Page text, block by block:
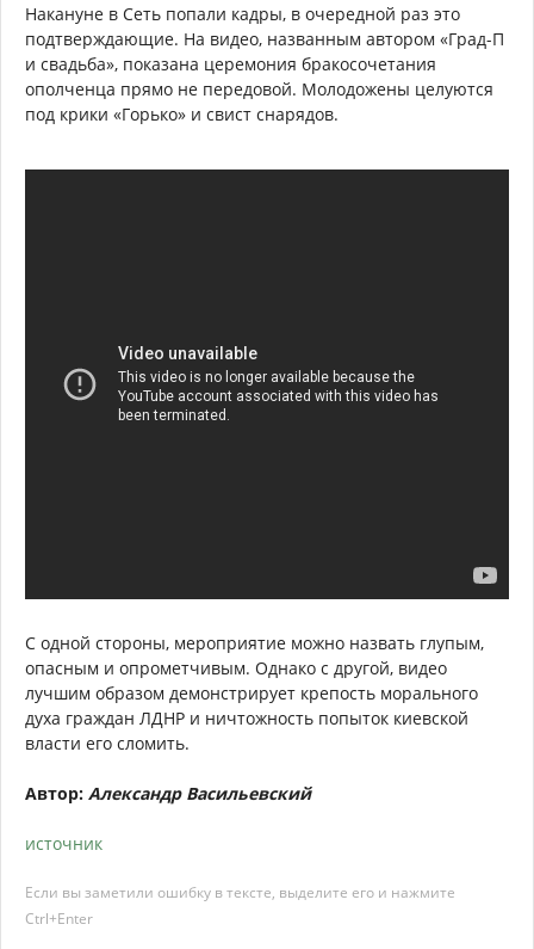
Накануне в Сеть попали кадры, в очередной раз это
подтверждающие. На видео, названным автором «Град-П
и свадьба», показана церемония бракосочетания
ополченца прямо не передовой. Молодожены целуются
под крики «Горько» и свист снарядов.
С одной стороны, мероприятие можно назвать глупым,
опасным и опрометчивым. Однако с другой, видео
лучшим образом демонстрирует крепость морального
духа граждан ЛДНР и ничтожность попыток киевской
власти его сломить.
Автор: Александр Васильевский
источник
Если вы заметили ошибку в тексте, выделите его и нажмите
Ctrl+Enter